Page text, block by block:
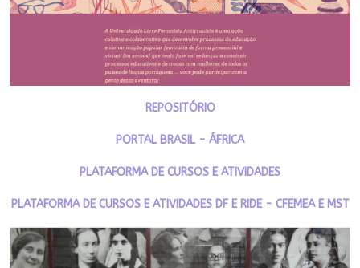
REPOSITÓRIO
PORTAL BRASIL - ÁFRICA
PLATAFORMA DE CURSOS E ATIVIDADES
PLATAFORMA DE CURSOS E ATIVIDADES DF E RIDE - CFEMEA E MST